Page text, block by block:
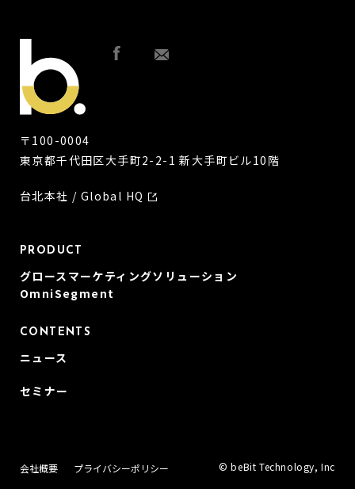
〒100-0004
東京都千代田区大手町2-2-1 新大手町ビル10階
台北本社 / Global HQ
PRODUCT
グロースマーケティングソリューション
OmniSegment
CONTENTS
ニュース
セミナー
会社概要 プライバシーポリシー © beBit Technology, Inc